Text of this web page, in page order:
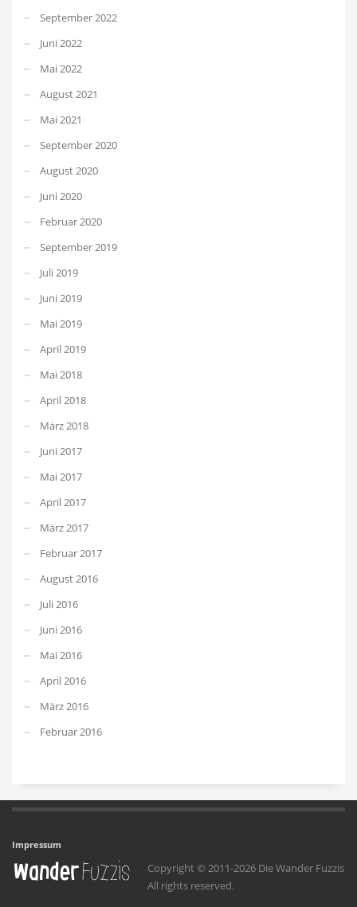
September 2022
Juni 2022
Mai 2022
August 2021
Mai 2021
September 2020
August 2020
Juni 2020
Februar 2020
September 2019
Juli 2019
Juni 2019
Mai 2019
April 2019
Mai 2018
April 2018
März 2018
Juni 2017
Mai 2017
April 2017
März 2017
Februar 2017
August 2016
Juli 2016
Juni 2016
Mai 2016
April 2016
März 2016
Februar 2016
Impressum
Copyright © 2011-2026 Die Wander Fuzzis
All rights reserved.